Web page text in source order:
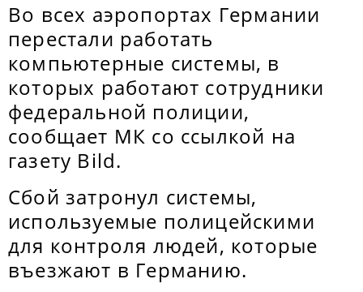
Во всех аэропортах Германии
перестали работать
компьютерные системы, в
которых работают сотрудники
федеральной полиции,
сообщает МК со ссылкой на
газету Bild.
Сбой затронул системы,
используемые полицейскими
для контроля людей, которые
въезжают в Германию.